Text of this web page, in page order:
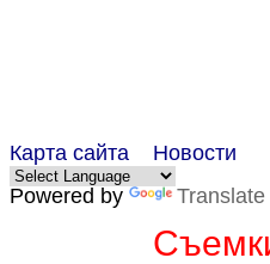
Карта сайта
Новости
Powered by
Translate